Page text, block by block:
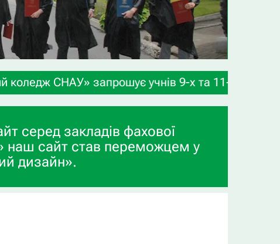
9-х та 11-х класів, а також випускників
серед закладів фахової
наш сайт став переможцем у
дизайн».